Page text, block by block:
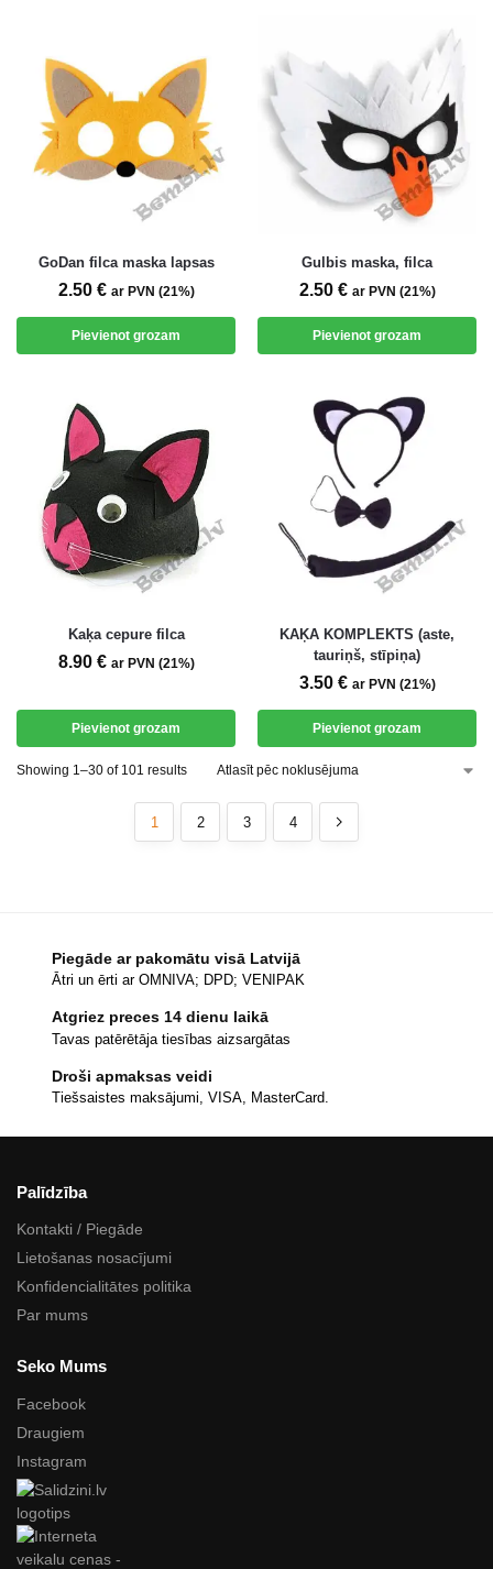
GoDan filca maska lapsas
2.50 € ar PVN (21%)
Pievienot grozam
Gulbis maska, filca
2.50 € ar PVN (21%)
Pievienot grozam
Kaķa cepure filca
8.90 € ar PVN (21%)
Pievienot grozam
KAĶA KOMPLEKTS (aste,
tauriņš, stīpiņa)
3.50 € ar PVN (21%)
Pievienot grozam
Showing 1–30 of 101 results
1 2 3 4
Piegāde ar pakomātu visā Latvijā
Ātri un ērti ar OMNIVA; DPD; VENIPAK
Atgriez preces 14 dienu laikā
Tavas patērētāja tiesības aizsargātas
Droši apmaksas veidi
Tiešsaistes maksājumi, VISA, MasterCard.
Palīdzība
Kontakti / Piegāde
Lietošanas nosacījumi
Konfidencialitātes politika
Par mums
Seko Mums
Facebook
Draugiem
Instagram